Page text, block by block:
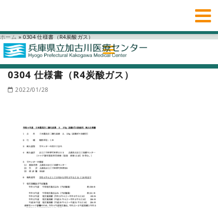
ホーム » 0304 仕様書（R4炭酸ガス）
0304 仕様書（R4炭酸ガス）
2022/01/28